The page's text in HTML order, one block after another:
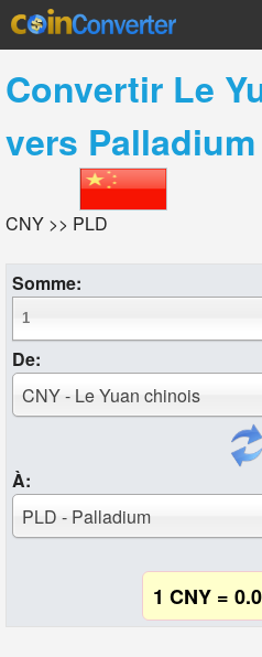
Convertir Le
vers Palladium
CNY >> PLD
Somme:
De:
CNY - Le Yuan chinois
À:
PLD - Palladium
1 CNY =